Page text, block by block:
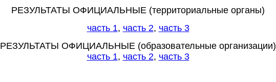
РЕЗУЛЬТАТЫ ОФИЦИАЛЬНЫЕ (территориальные органы)
часть 1, часть 2, часть 3
РЕЗУЛЬТАТЫ ОФИЦИАЛЬНЫЕ (образовательные организации)
часть 1, часть 2, часть 3